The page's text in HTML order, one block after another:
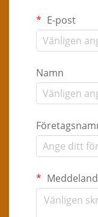
E-post
Namn